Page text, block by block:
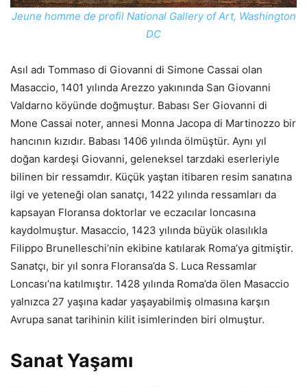
Jeune homme de profilNational Gallery of Art, Washington
DC
Asıl adı Tommaso di Giovanni di Simone Cassai olan
Masaccio, 1401 yılında Arezzo yakınında San Giovanni
Valdarno köyünde doğmuştur. Babası Ser Giovanni di
Mone Cassai noter, annesi Monna Jacopa di Martinozzo bir
hancının kızıdır. Babası 1406 yılında ölmüştür. Aynı yıl
doğan kardeşi Giovanni, geleneksel tarzdaki eserleriyle
bilinen bir ressamdır. Küçük yaştan itibaren resim sanatına
ilgi ve yeteneği olan sanatçı, 1422 yılında ressamları da
kapsayan Floransa doktorlar ve eczacılar loncasına
kaydolmuştur. Masaccio, 1423 yılında büyük olasılıkla
Filippo Brunelleschi’nin ekibine katılarak Roma’ya gitmiştir.
Sanatçı, bir yıl sonra Floransa’da S. Luca Ressamlar
Loncası’na katılmıştır. 1428 yılında Roma’da ölen Masaccio
yalnızca 27 yaşına kadar yaşayabilmiş olmasına karşın
Avrupa sanat tarihinin kilit isimlerinden biri olmuştur.
Sanat Yaşamı